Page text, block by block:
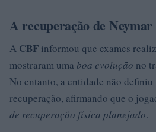
A recuperação de Neymar
A CBF informou que exames
mostraram uma boa evolução no
No entanto, a entidade não definiu
recuperação, afirmando que o
de recuperação física planejado.